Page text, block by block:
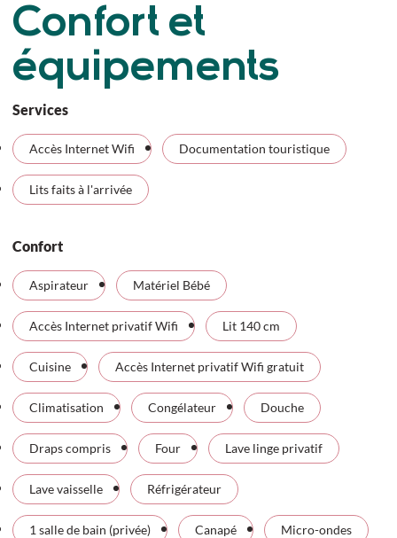
Confort et
équipements
Services
Accès Internet Wifi Documentation touristique
Lits faits à l'arrivée
Confort
Aspirateur Matériel Bébé
Accès Internet privatif Wifi Lit 140 cm
Cuisine Accès Internet privatif Wifi gratuit
Climatisation Congélateur Douche
Draps compris Four Lave linge privatif
Lave vaisselle Réfrigérateur
1 salle de bain (privée) Canapé Micro-ondes